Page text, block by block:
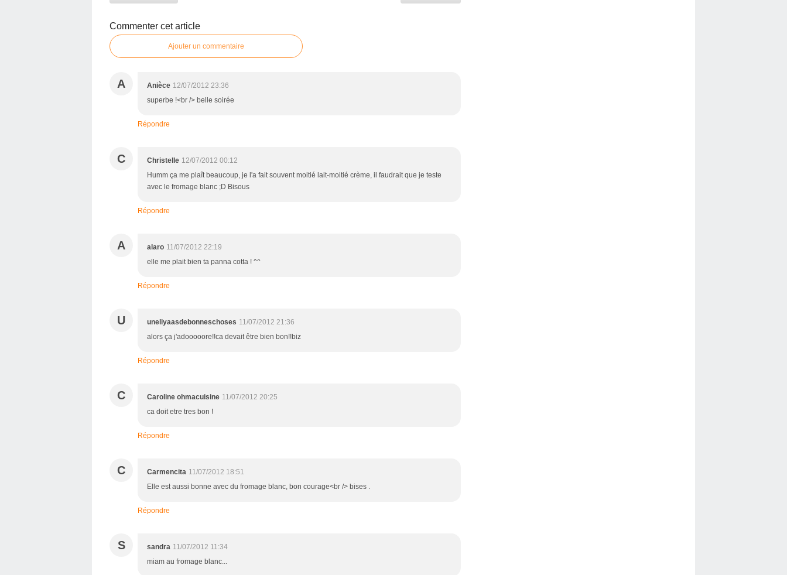
Commenter cet article
Ajouter un commentaire
A Anièce 12/07/2012 23:36
superbe !<br /> belle soirée
Répondre
C Christelle 12/07/2012 00:12
Humm ça me plaît beaucoup, je l'a fait souvent moitié lait-moitié crème, il faudrait que je teste
avec le fromage blanc ;D Bisous
Répondre
A alaro 11/07/2012 22:19
elle me plait bien ta panna cotta ! ^^
Répondre
U uneliyaasdebonneschoses 11/07/2012 21:36
alors ça j'adooooore!!ca devait être bien bon!!biz
Répondre
C Caroline ohmacuisine 11/07/2012 20:25
ca doit etre tres bon !
Répondre
C Carmencita 11/07/2012 18:51
Elle est aussi bonne avec du fromage blanc, bon courage<br /> bises .
Répondre
S sandra 11/07/2012 11:34
miam au fromage blanc...